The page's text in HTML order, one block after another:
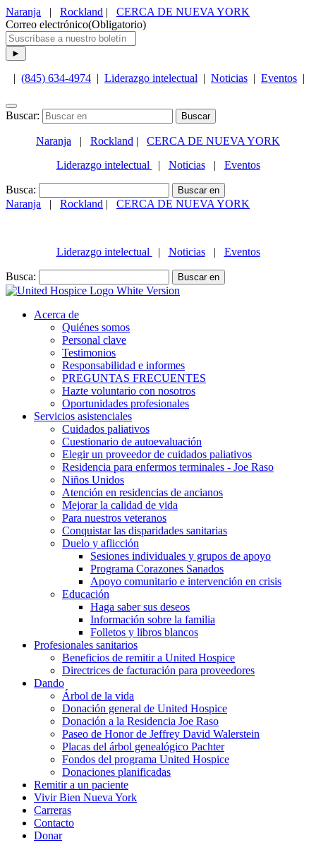
Naranja | Rockland | CERCA DE NUEVA YORK
Correo electrónico(Obligatorio)
| (845) 634-4974 | Liderazgo intelectual | Noticias | Eventos |
Buscar:
Naranja | Rockland | CERCA DE NUEVA YORK
Liderazgo intelectual
| Noticias| Eventos
Busca:
Naranja | Rockland | CERCA DE NUEVA YORK
Liderazgo intelectual
| Noticias| Eventos
Busca:
Acerca de
Quiénes somos
Personal clave
Testimonios
Responsabilidad e informes
PREGUNTAS FRECUENTES
Hazte voluntario con nosotros
Oportunidades profesionales
Servicios asistenciales
Cuidados paliativos
Cuestionario de autoevaluación
Elegir un proveedor de cuidados paliativos
Residencia para enfermos terminales - Joe Raso
Niños Unidos
Atención en residencias de ancianos
Mejorar la calidad de vida
Para nuestros veteranos
Conquistar las disparidades sanitarias
Duelo y aflicción
Sesiones individuales y grupos de apoyo
Programa Corazones Sanados
Apoyo comunitario e intervención en crisis
Educación
Haga saber sus deseos
Información sobre la familia
Folletos y libros blancos
Profesionales sanitarios
Beneficios de remitir a United Hospice
Directrices de facturación para proveedores
Dando
Árbol de la vida
Donación general de United Hospice
Donación a la Residencia Joe Raso
Paseo de Honor de Jeffrey David Walerstein
Placas del árbol genealógico Pachter
Fondos del programa United Hospice
Donaciones planificadas
Remitir a un paciente
Vivir Bien Nueva York
Carreras
Contacto
Donar